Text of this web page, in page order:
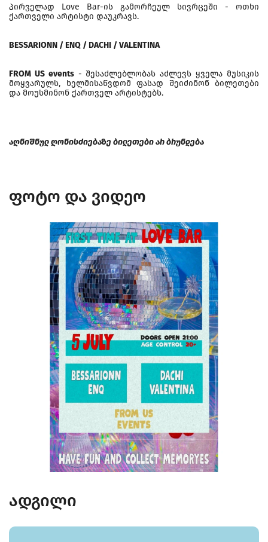
პირველად Love Bar-ის გამორჩეულ სივრცეში - ოთხი
ქართველი არტისტი დაუკრავს.
BESSARIONN / ENQ / DACHI / VALENTINA
FROM US events- შესაძლებლობას აძლევს ყველა მუსიკის
მოყვარულს, ხელმისაწვდომ ფასად შეიძინონ ბილეთები
და მოუსმინონ ქართველ არტისტებს.
აღნიშნულ ღონისძიებაზე ბილეთები არ ბრუნდება
ფოტო და ვიდეო
ადგილი